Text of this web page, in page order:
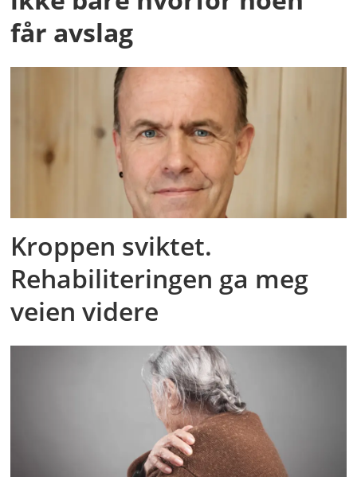
får avslag
Kroppen sviktet.
Rehabiliteringen ga meg
veien videre